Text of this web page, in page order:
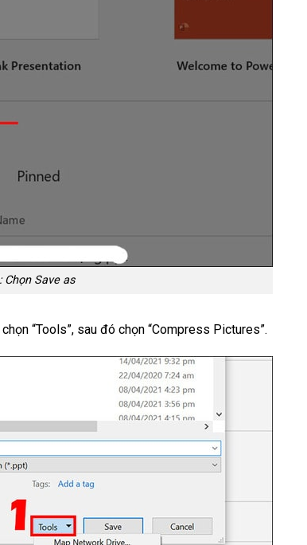
Chọn Save as
“Tools”, sau đó chọn “Compress Pictures”.